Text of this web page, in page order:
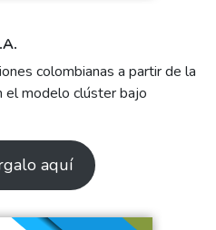
colombianas a partir de la
el modelo clúster bajo
aquí